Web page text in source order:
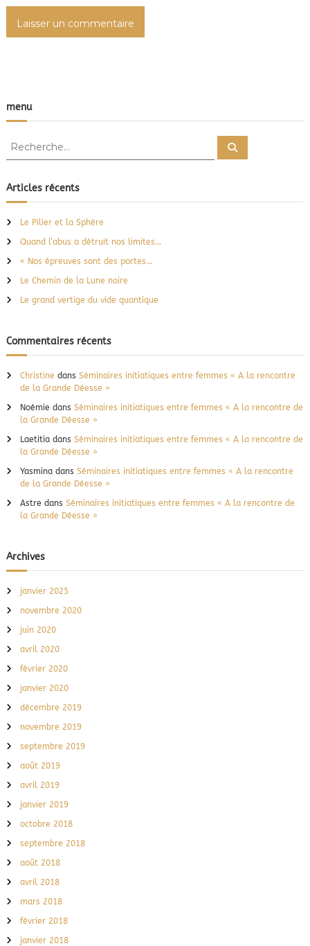
c
l
menu
h
e
c
h
e
:
R
c
Articles récents
Le Pilier et la Sphère
Quand l’abus a détruit nos limites…
« Nos épreuves sont des portes…
Le Chemin de la Lune noire
Le grand vertige du vide quantique
Commentaires récents
Christine dans Séminaires initiatiques entre femmes « A la rencontre
de la Grande Déesse »
Noémie dans Séminaires initiatiques entre femmes « A la rencontre de
la Grande Déesse »
Laetitiadans Séminaires initiatiques entre femmes « A la rencontre de
la Grande Déesse »
Yasminadans Séminaires initiatiques entre femmes « A la rencontre
de la Grande Déesse »
Astre dans Séminaires initiatiques entre femmes « A la rencontre de
la Grande Déesse »
Archives
janvier 2025
novembre 2020
juin 2020
avril 2020
février 2020
janvier 2020
décembre 2019
novembre 2019
septembre 2019
août 2019
avril 2019
janvier 2019
octobre 2018
septembre 2018
août 2018
avril 2018
mars 2018
février 2018
janvier 2018